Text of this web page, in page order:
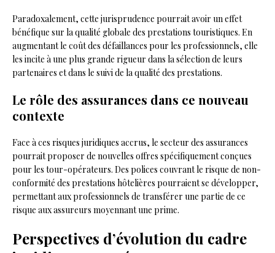
Paradoxalement, cette jurisprudence pourrait avoir un effet
bénéfique sur la qualité globale des prestations touristiques. En
augmentant le coût des défaillances pour les professionnels, elle
les incite à une plus grande rigueur dans la sélection de leurs
partenaires et dans le suivi de la qualité des prestations.
Le rôle des assurances dans ce nouveau
contexte
Face à ces risques juridiques accrus, le secteur des assurances
pourrait proposer de nouvelles offres spécifiquement conçues
pour les tour-opérateurs. Des polices couvrant le risque de non-
conformité des prestations hôtelières pourraient se développer,
permettant aux professionnels de transférer une partie de ce
risque aux assureurs moyennant une prime.
Perspectives d’évolution du cadre